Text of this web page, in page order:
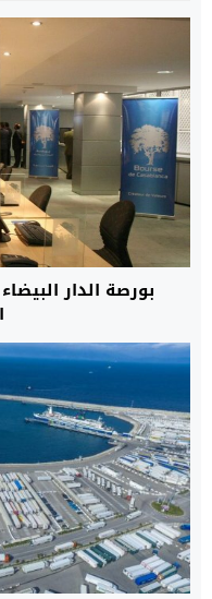
بورصة الدار